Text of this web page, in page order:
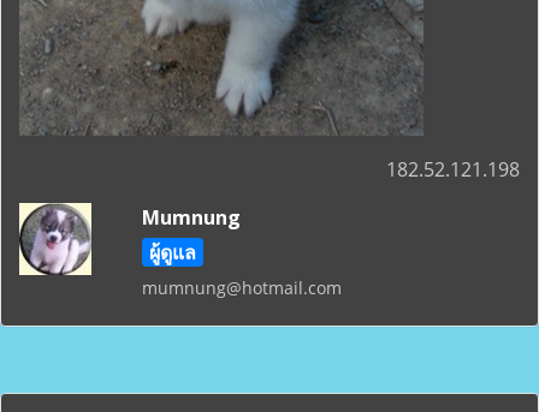
182.52.121.198
Mumnung
ผู้ดูแล
mumnung@hotmail.com